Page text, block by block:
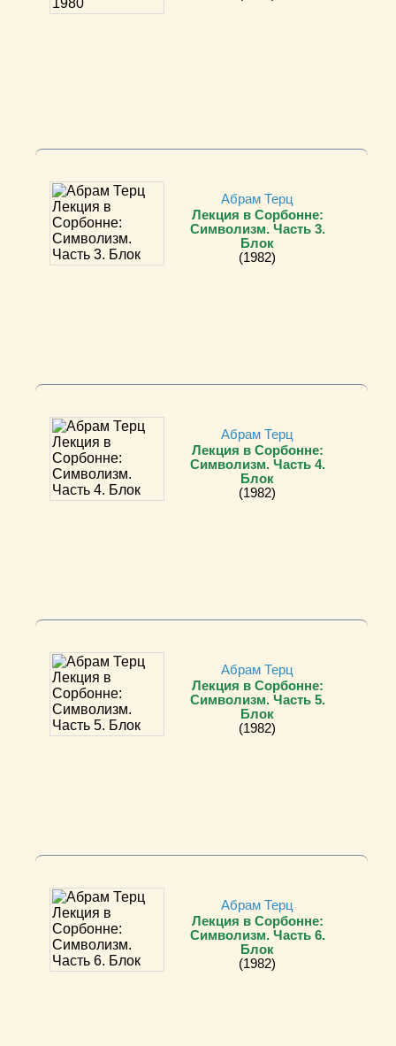
Абрам Терц
Лекция в Сорбонне:
Символизм. Часть 3.
Блок
(1982)
Абрам Терц
Лекция в Сорбонне:
Символизм. Часть 4.
Блок
(1982)
Абрам Терц
Лекция в Сорбонне:
Символизм. Часть 5.
Блок
(1982)
Абрам Терц
Лекция в Сорбонне:
Символизм. Часть 6.
Блок
(1982)